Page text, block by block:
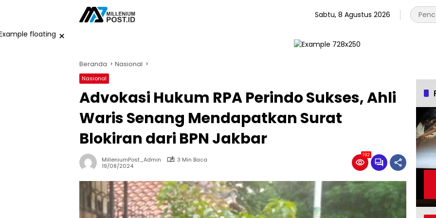
Sabtu, 8 Agustus 2026
×
Beranda Nasional
Nasional
Advokasi Hukum RPA Perindo Sukses, Ahli
Waris Senang Mendapatkan Surat
Blokiran dari BPN Jakbar
MilleniumPost_Admin
3 Min Baca
19/08/2024
192